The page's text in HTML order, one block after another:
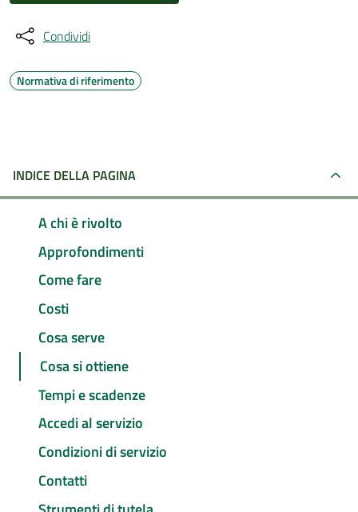
Condividi
Normativa di riferimento
INDICE DELLA PAGINA
A chi è rivolto
Approfondimenti
Come fare
Costi
Cosa serve
Cosa si ottiene
Tempi e scadenze
Accedi al servizio
Condizioni di servizio
Contatti